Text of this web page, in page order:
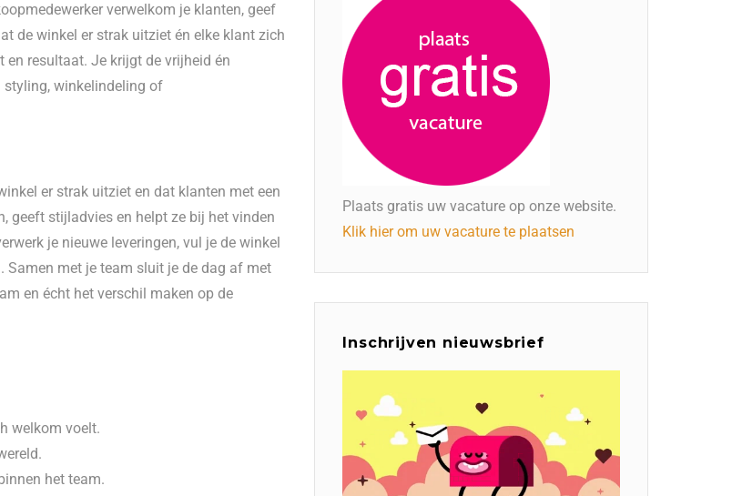
verwelkom je klanten, geef
de winkel er strak uitziet én elke klant zich
en resultaat. Je krijgt de vrijheid én
styling, winkelindeling of
er strak uitziet en dat klanten met een
geeft stijladvies en helpt ze bij het vinden
je nieuwe leveringen, vul je de winkel
Samen met je team sluit je de dag af met
en écht het verschil maken op de
welkom voelt.
het team.
Plaats gratis uw vacature op onze website.
Klik hier om uw vacature te plaatsen
Inschrijven nieuwsbrief